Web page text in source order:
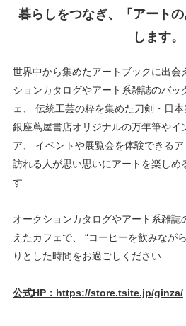
暮らしをつなぎ、「アート
します。
世界中から集めたアートブックに出会
ションカタログやアート系雑誌のバッ
ェ、
伝統工芸の粋を集めた刀剣・日本
銀座蔦屋書店オリジナルの万年筆やイ
ア、
イベントや展覧会を体験できるア
訪れる人が思い思いにアートを楽しめ
す
オークションカタログやアート系雑誌
えたカフェで、
“コーヒーを飲みなが
りとした時間をお過ごしください
公式HP：https://store.tsite.jp/ginza/